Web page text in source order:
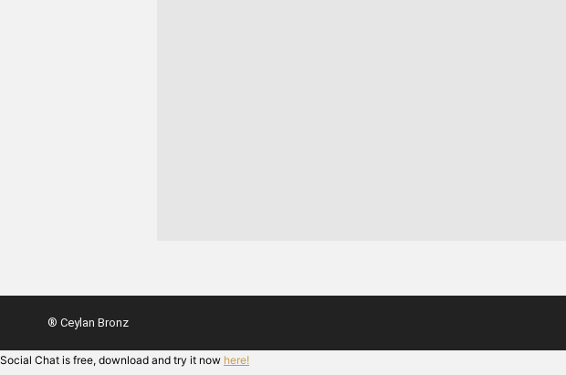
® Ceylan Bronz
Social Chat is free, download and try it now here!